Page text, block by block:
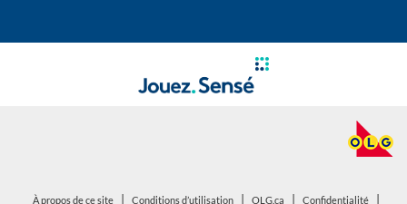
À propos de ce site Conditions d’utilisation OLG.caouvrirConfidentialitéouvrir